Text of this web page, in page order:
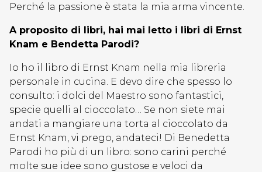
Perché la passione è stata la mia arma vincente.
A proposito di libri, hai mai letto i libri di Ernst
Knam e Bendetta Parodi?
Io ho il libro di Ernst Knam nella mia libreria
personale in cucina. E devo dire che spesso lo
consulto: i dolci del Maestro sono fantastici,
specie quelli al cioccolato… Se non siete mai
andati a mangiare una torta al cioccolato da
Ernst Knam, vi prego, andateci! Di Benedetta
Parodi ho più di un libro: sono carini perché
molte sue idee sono gustose e veloci da